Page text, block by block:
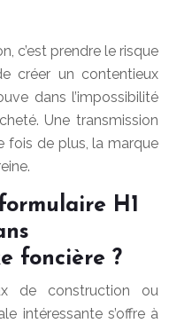
c’est prendre le risque
créer un contentieux
dans l’impossibilité
Une transmission
fois de plus, la marque
H1
foncière ?
de construction ou
intéressante s’offre à